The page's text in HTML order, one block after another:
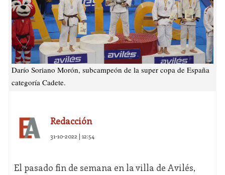
Darío Soriano Morón, subcampeón de la super copa de España
categoría Cadete.
Redacción
31-10-2022 | 12:54
El pasado fin de semana en la villa de Avilés,